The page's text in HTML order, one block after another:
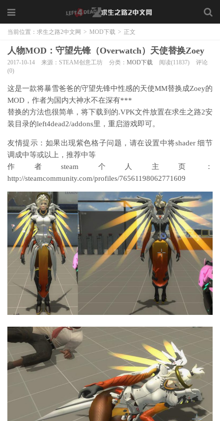
当前位置： 求生之路2中文网 > MOD下载 > 正文
人物MOD：守望先锋（Overwatch）天使替换Zoey
2017-10-14 来源：STEAM创意工坊 分类： MOD下载 阅读(11837)
评论
(0)
这是一款将暴雪爸爸的守望先锋中性感的天使MM替换成Zoey的
MOD，作者为国内大神水不在深有***
替换的方法也很简单，将下载到的.VPK文件放置在求生之路2安
装目录的left4dead2/addons里，重启游戏即可。
友情提示：如果出现紫色格子问题，请在设置中将shader 细节
调成中等或以上，推荐中等
作者steam个人主页：
http://steamcommunity.com/profiles/76561198062771609